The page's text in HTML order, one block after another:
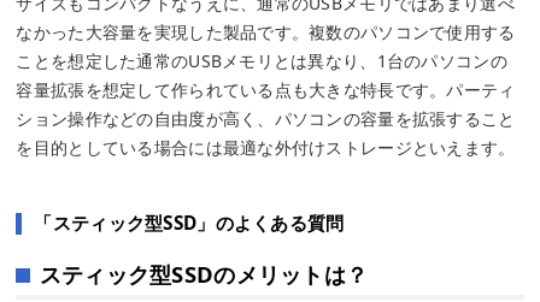
なかった大容量を実現した製品です。複数のパソコンで使用する
ことを想定した通常のUSBメモリとは異なり、1台のパソコンの
容量拡張を想定して作られている点も大きな特長です。パーティ
ション操作などの自由度が高く、パソコンの容量を拡張すること
を目的としている場合には最適な外付けストレージといえます。
「スティック型SSD」のよくある質問
スティック型SSDのメリットは？